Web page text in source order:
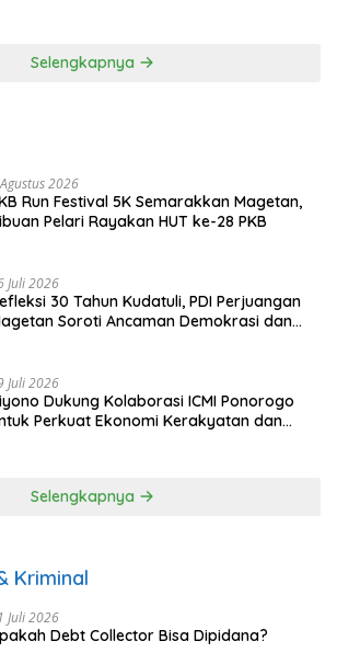
Selengkapnya
2026
Run Festival 5K Semarakkan Magetan,
Pelari Rayakan HUT ke-28 PKB
Juli 2026
30 Tahun Kudatuli, PDI Perjuangan
Soroti Ancaman Demokrasi dan
Juli 2026
Dukung Kolaborasi ICMI Ponorogo
Perkuat Ekonomi Kerakyatan dan
Selengkapnya
Kriminal
Juli 2026
Debt Collector Bisa Dipidana?